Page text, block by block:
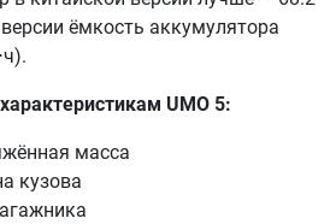
ёмкость аккумулятора
UMO 5:
масса
кузова